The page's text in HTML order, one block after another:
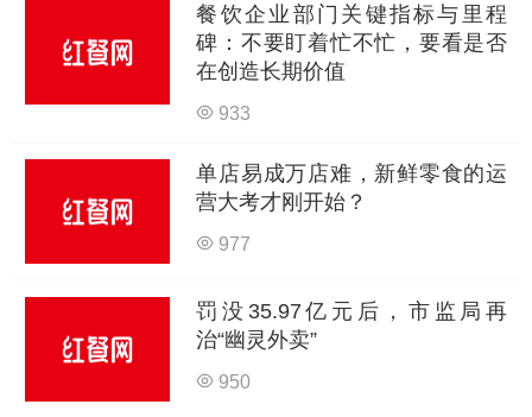
餐饮企业部门关键指标与里程
碑：不要盯着忙不忙，要看是否
在创造长期价值
933
单店易成万店难，新鲜零食的运
营大考才刚开始？
977
罚没35.97亿元后，市监局再
治“幽灵外卖”
950